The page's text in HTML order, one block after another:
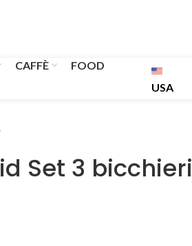
CAFFÈ FOOD
USA
Set 3 bicchieri